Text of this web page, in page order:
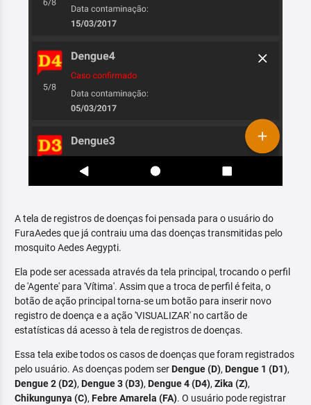
A tela de registros de doenças foi pensada para o usuário do
FuraAedes que já contraiu uma das doenças transmitidas pelo
mosquito Aedes Aegypti.
Ela pode ser acessada através da tela principal, trocando o perfil
de 'Agente' para 'Vítima'. Assim que a troca de perfil é feita, o
botão de ação principal torna-se um botão para inserir novo
registro de doença e a ação 'VISUALIZAR' no cartão de
estatísticas dá acesso à tela de registros de doenças.
Essa tela exibe todos os casos de doenças que foram registrados
pelo usuário. As doenças podem serDengue (D), Dengue 1 (D1),
Dengue 2 (D2), Dengue 3 (D3), Dengue 4 (D4), Zika (Z),
Chikungunya (C), Febre Amarela (FA). O usuário pode registrar